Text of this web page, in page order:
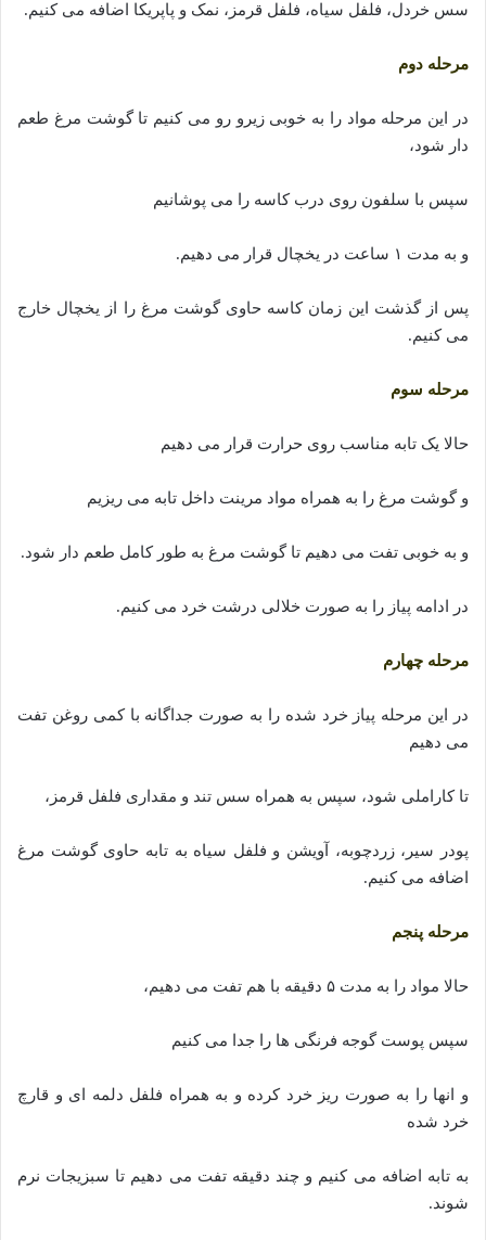
سس خردل، فلفل سیاه، فلفل قرمز، نمک و پاپریکا اضافه می کنیم.
مرحله دوم
در این مرحله مواد را به خوبی زیرو رو می کنیم تا گوشت مرغ طعم
دار شود،
سپس با سلفون روی درب کاسه را می پوشانیم
و به مدت ۱ ساعت در یخچال قرار می دهیم.
پس از گذشت این زمان کاسه حاوی گوشت مرغ را از یخچال خارج
می کنیم.
مرحله سوم
حالا یک تابه مناسب روی حرارت قرار می دهیم
و گوشت مرغ را به همراه مواد مرینت داخل تابه می ریزیم
و به خوبی تفت می دهیم تا گوشت مرغ به طور کامل طعم دار شود.
در ادامه پیاز را به صورت خلالی درشت خرد می کنیم.
مرحله چهارم
در این مرحله پیاز خرد شده را به صورت جداگانه با کمی روغن تفت
می دهیم
تا کاراملی شود، سپس به همراه سس تند و مقداری فلفل قرمز،
پودر سیر، زردچوبه، آویشن و فلفل سیاه به تابه حاوی گوشت مرغ
اضافه می کنیم.
مرحله پنجم
حالا مواد را به مدت ۵ دقیقه با هم تفت می دهیم،
سپس پوست گوجه فرنگی ها را جدا می کنیم
و انها را به صورت ریز خرد کرده و به همراه فلفل دلمه ای و قارچ
خرد شده
به تابه اضافه می کنیم و چند دقیقه تفت می دهیم تا سبزیجات نرم
شوند.